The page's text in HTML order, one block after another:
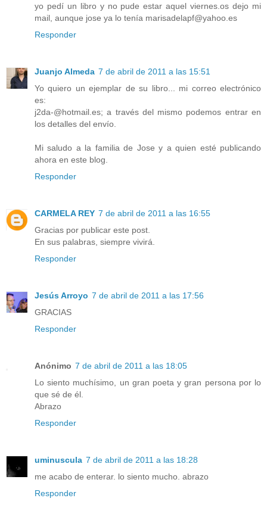
yo pedí un libro y no pude estar aquel viernes.os dejo mi
mail, aunque jose ya lo tenía marisadelapf@yahoo.es
Responder
Juanjo Almeda 7 de abril de 2011 a las 15:51
Yo quiero un ejemplar de su libro... mi correo electrónico
es:
j2da-@hotmail.es; a través del mismo podemos entrar en
los detalles del envío.
Mi saludo a la familia de Jose y a quien esté publicando
ahora en este blog.
Responder
CARMELA REY 7 de abril de 2011 a las 16:55
Gracias por publicar este post.
En sus palabras, siempre vivirá.
Responder
Jesús Arroyo 7 de abril de 2011 a las 17:56
GRACIAS
Responder
Anónimo 7 de abril de 2011 a las 18:05
Lo siento muchísimo, un gran poeta y gran persona por lo
que sé de él.
Abrazo
Responder
uminuscula 7 de abril de 2011 a las 18:28
me acabo de enterar. lo siento mucho. abrazo
Responder